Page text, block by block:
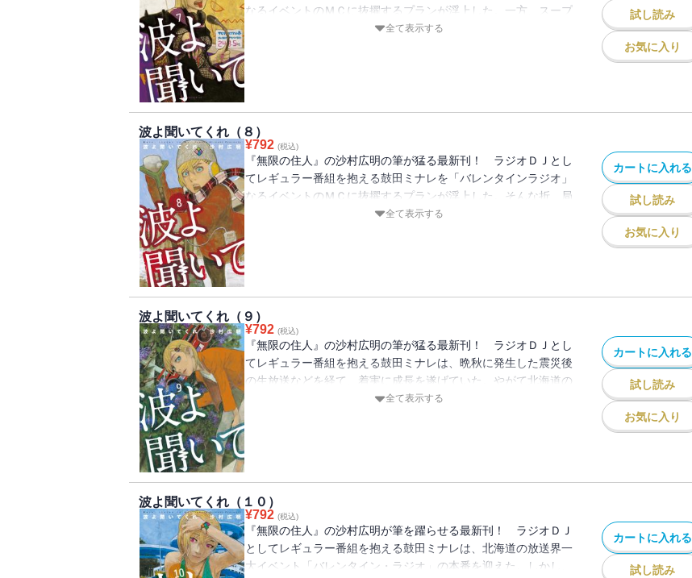
なるイベントのＭＣに抜擢するプランが浮上した。一方、スープ
カレー屋の同僚であるマキエは密かに構成作家としてのステップ
全て表示する
試し読み
お気に入り
波よ聞いてくれ（８）
¥792 (税込)
『無限の住人』の沙村広明の筆が猛る最新刊！ ラジオＤＪとし
てレギュラー番組を抱える鼓田ミナレを「バレンタインラジオ」
なるイベントのＭＣに抜擢するプランが浮上した。そんな折、局
のSNSに「引きこもりの息子を救済してほしい」とのメッセージ
全て表示する
カートに入れる
試し読み
お気に入り
波よ聞いてくれ（９）
¥792 (税込)
『無限の住人』の沙村広明の筆が猛る最新刊！ ラジオＤＪとし
てレギュラー番組を抱える鼓田ミナレは、晩秋に発生した震災後
の生放送などを経て、着実に成長を遂げていた。やがて北海道の
放送界一大イベント「バレンタイン・ラジオ」が目前に迫ってき
全て表示する
カートに入れる
試し読み
お気に入り
波よ聞いてくれ（１０）
¥792 (税込)
『無限の住人』の沙村広明が筆を躍らせる最新刊！ ラジオＤＪ
としてレギュラー番組を抱える鼓田ミナレは、北海道の放送界一
大イベント「バレンタイン・ラジオ」の本番を迎えた。しかし、
カートに入れる
試し読み